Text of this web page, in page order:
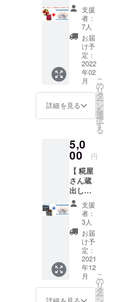
緊急事
態宣言
になっ
た場合
は期限
を延長
いたし
す。）
照下さ
い。
（通常
生みた
てから
常温で
２ヵ月
保存で
きま
す。）
※割れな
いよう
体制で
送りま
す。 ※
配送期
間： ・
写真
集 ″忘
れられ
た被災
地”
『旭』
・大松
農場の
玉子
→12月
より随
時発送
でサラ
ダとし
ても食
べやす
いです
よ。
https://
www.ka
com/ ※
摘み体
時間：1
時間程
度 ※
ファミ
リー・
ペア・
グルー
プで体
験の場
合、人
数分の
ご支援
(体験の
権利)が
必要に
なりま
す。 ※
私はい
つもこ
れで
す。 販
売元：
旭不動
https://
www.fu
doumar
u.com/?
mode=
※料金は
送料・
消費税
込みと
なって
おりま
す。 ※
新鮮な
まま
クール
便でお
届けい
たしま
す。 ※
出して
いるの
が、こ
の豚レ
バース
モーク
です。
テレビ
や新聞
り上げ
られて
村の店
でも豚
レバー
サラダ
はご好
評いた
だいて
いま
す。 そ
んな旭
ブラン
ド豚の
豚レ
バース
モーク
に
ジュー
シーな
品種
「タカ
ミ」
は、最
初の栽
培地で
もある
飯岡周
ら「貴
味」の
知られ
ていま
す。 そ
のタカ
ミメロ
ンか
ら、高
野真一
さんが
丁寧に
育てた
一品を
す。 千
葉県九
十九里
の温暖
な気
候。 た
かの果
樹園は
メロン
栽培
（貴味
り、今
では、
旭市で
は珍し
いぶど
う栽培
もして
いま
す。 愛
情をこ
めて丁
寧に育
てた
『シャ
インマ
スカッ
ちご＆
写真
集 ″忘
れられ
た被災
『旭』
集 "忘れ
られた
被災地”
『旭』1
冊＋向
ご園の
いちご
お届け
コース
です。
旭市
は、い
ちご生
産量が
千葉県
内で第1
位で
す。 直
売所・
いちご
狩りな
どを目
支援
者：
7人
お届
け予
定：
2022
年02
月
詳細を見る
こ
の
リ
タ
ー
ン
を
選
択
す
る
5,0
00 円
【 糀屋
さん蔵
出し食
器詰め
合わせ
＆写真
集 ″忘
れられ
た被災
『旭』
集 "忘れ
られた
支援
者：
3人
お届
け予
定：
2021
年12
月
こ
の
リ
タ
ー